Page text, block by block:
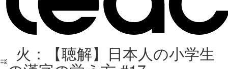
火：【聴解】日本人の小学生